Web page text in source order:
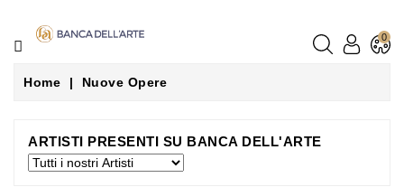
LA
PITTURA
LA
SCULTURA
0
Home Nuove Opere
ARTISTI PRESENTI SU BANCA DELL'ARTE